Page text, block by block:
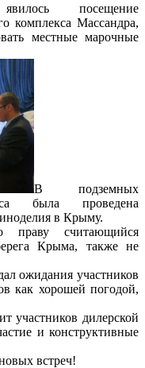
посещение
комплекса Массандра,
местные марочные
В подземных
была проведена
в Крыму.
праву считающийся
Крыма, также не
ожидания участников
как хорошей погодой,
участников дилерской
и конструктивные
встреч!